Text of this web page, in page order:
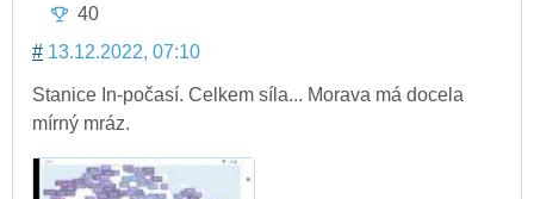
40
# 13.12.2022, 07:10
Stanice In-počasí. Celkem síla... Morava má docela
mírný mráz.